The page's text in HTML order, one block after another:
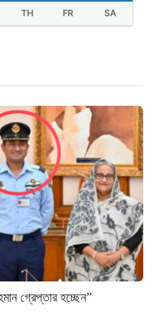
TH FR SA
গ্রেপ্তার হচ্ছেন”